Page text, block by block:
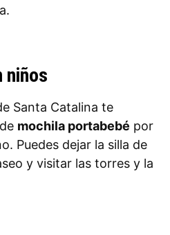
niños
Santa Catalina te
mochila portabebé por
Puedes dejar la silla de
y visitar las torres y la